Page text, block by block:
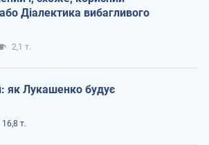
Діалектика вибагливого
2,1 т.
як Лукашенко будує
16,8 т.